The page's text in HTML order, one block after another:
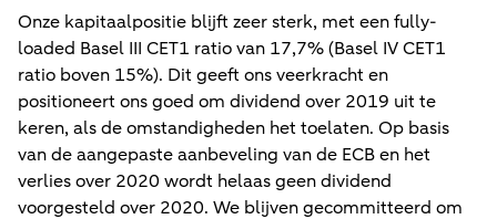
Onze kapitaalpositie blijft zeer sterk, met een fully-
loaded Basel III CET1 ratio van 17,7% (Basel IV CET1
ratio boven 15%). Dit geeft ons veerkracht en
positioneert ons goed om dividend over 2019 uit te
keren, als de omstandigheden het toelaten. Op basis
van de aangepaste aanbeveling van de ECB en het
verlies over 2020 wordt helaas geen dividend
voorgesteld over 2020. We blijven gecommitteerd om